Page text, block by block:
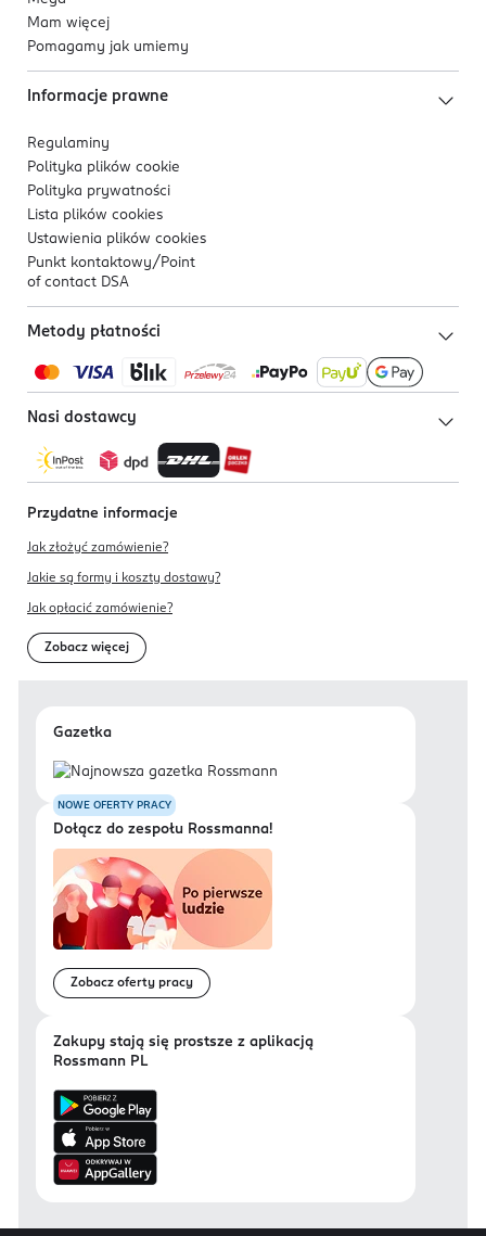
Mam więcej
Pomagamy jak umiemy
Informacje prawne
Regulaminy
Polityka plików cookie
Polityka prywatności
Lista plików cookies
Ustawienia plików cookies
Punkt kontaktowy/ Point
of contact DSA
Metody płatności
Nasi dostawcy
Przydatne informacje
Jak złożyć zamówienie?
Jakie są formy i koszty dostawy?
Jak opłacić zamówienie?
Zobacz więcej
Gazetka
NOWE OFERTY PRACY
Dołącz do zespołu Rossmanna!
Zobacz oferty pracy
Zakupy stają się prostsze z aplikacją
Rossmann PL